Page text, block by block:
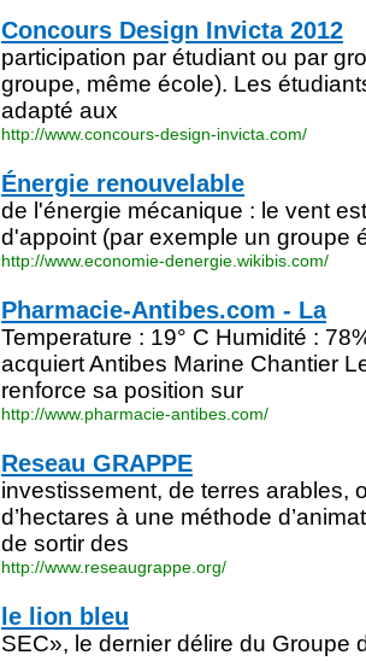
Concours Design Invicta 2012
participation par étudiant ou par
groupe, même école). Les
adapté aux
http://www.concours-design-invicta.com/
Énergie renouvelable
de l'énergie mécanique : le vent
d'appoint (par exemple un groupe
http://www.economie-denergie.wikibis.com/
Pharmacie-Antibes.com - La
Temperature : 19° C Humidité :
acquiert Antibes Marine Chantier
renforce sa position sur
http://www.pharmacie-antibes.com/
Reseau GRAPPE
investissement, de terres arables,
d’hectares à une méthode
de sortir des
http://www.reseaugrappe.org/
le lion bleu
SEC», le dernier délire du Groupe